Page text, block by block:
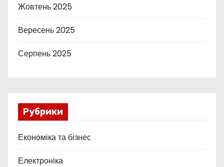
Жовтень 2025
Вересень 2025
Серпень 2025
Рубрики
Економіка та бізнес
Електроніка